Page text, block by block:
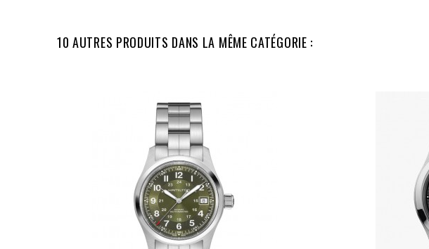
10 AUTRES PRODUITS DANS LA MÊME CATÉGORIE :